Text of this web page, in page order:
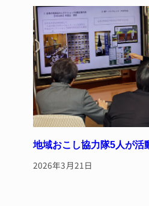
地域おこし協力隊5人が
2026年3月21日